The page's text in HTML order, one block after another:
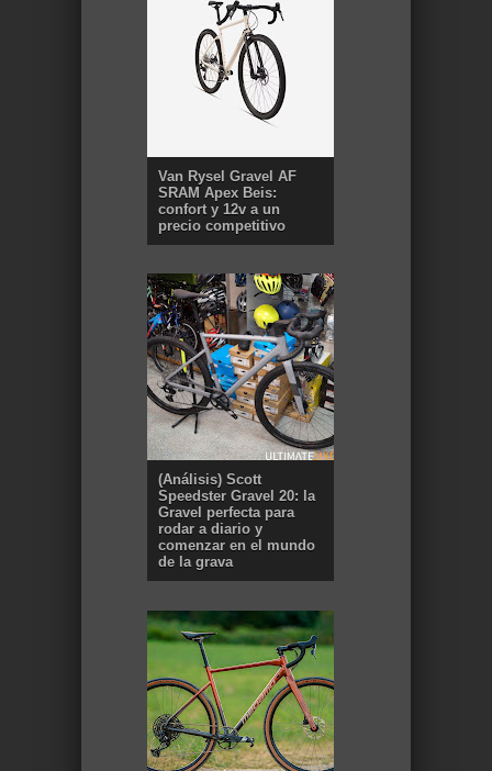
Van Rysel Gravel AF
SRAM Apex Beis:
confort y 12v a un
precio competitivo
(Análisis) Scott
Speedster Gravel 20: la
Gravel perfecta para
rodar a diario y
comenzar en el mundo
de la grava